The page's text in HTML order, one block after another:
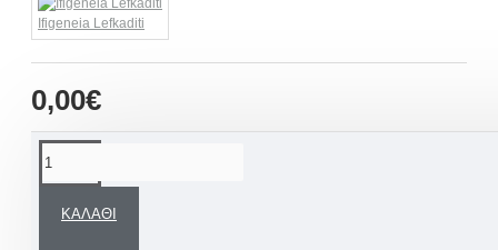
0,00€
Ifigeneia Lefkaditi
ΚΑΛΆΘΙ